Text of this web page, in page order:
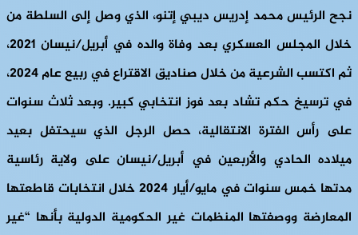
نجح الرئيس محمد إدريس ديبي إتنو، الذي وصل إلى السلطة من
خلال المجلس العسكري بعد وفاة والده في أبريل/نيسان 2021،
ثم اكتسب الشرعية من خلال صناديق الاقتراع في ربيع عام 2024،
في ترسيخ حكم تشاد بعد فوز انتخابي كبير. وبعد ثلاث سنوات
على رأس الفترة الانتقالية، حصل الرجل الذي سيحتفل بعيد
ميلاده الحادي والأربعين في أبريل/نيسان على ولاية رئاسية
مدتها خمس سنوات في مايو/أيار 2024 خلال انتخابات قاطعتها
المعارضة ووصفتها المنظمات غير الحكومية الدولية بأنها “غير